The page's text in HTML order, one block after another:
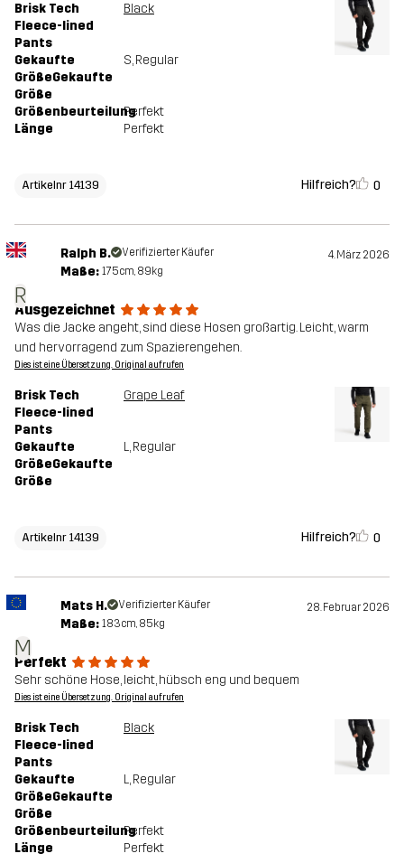
Brisk Tech
Fleece-lined
Pants
Black
Gekaufte
GrößeGekaufte
Größe
S, Regular
GrößenbeurteilungPerfekt
Länge
Perfekt
Artikelnr 14139 Hilfreich? 0
R
Ralph B. Verifizierter Käufer 4. März 2026
Maße: 175cm, 89kg
Ausgezeichnet
Was die Jacke angeht, sind diese Hosen großartig. Leicht, warm
und hervorragend zum Spazierengehen.
Dies ist eine Übersetzung. Original aufrufen
Brisk Tech
Fleece-lined
Pants
Grape Leaf
Gekaufte
GrößeGekaufte
Größe
L, Regular
Artikelnr 14139 Hilfreich? 0
M
Mats H. Verifizierter Käufer 28. Februar 2026
Maße: 183cm, 85kg
Perfekt
Sehr schöne Hose, leicht, hübsch eng und bequem
Dies ist eine Übersetzung. Original aufrufen
Brisk Tech
Fleece-lined
Pants
Black
Gekaufte
GrößeGekaufte
Größe
L, Regular
GrößenbeurteilungPerfekt
Länge
Perfekt